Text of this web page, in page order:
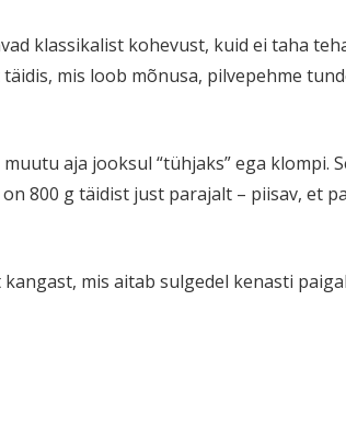
klassi­kalist kohevust, kuid ei taha
mis loob mõnusa, pilve­pehme
aja jooksul “tühjaks” ega klompi.
800 g täidist just parajalt – piisav, et
mis aitab sulgedel kenasti